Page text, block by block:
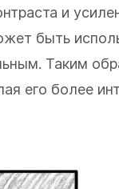
и
быть
Таким
его более